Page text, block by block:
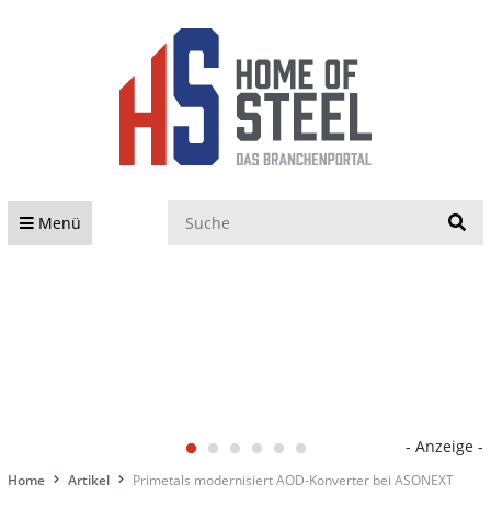
Menü
- Anzeige -
Home Artikel Primetals modernisiert AOD-Konverter bei ASONEXT